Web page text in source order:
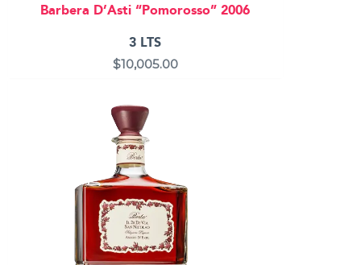
Barbera D’Asti “Pomorosso” 2006
3 LTS
$10,005.00